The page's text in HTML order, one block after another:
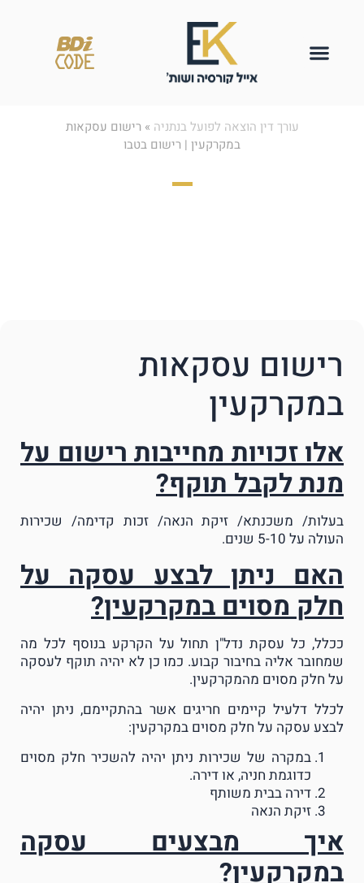
עורך דין הוצאה לפועל בנתניה » רישום עסקאות
במקרקעין | רישום בטבו
רישום עסקאות
במקרקעין
אלו זכויות מחייבות רישום על
מנת לקבל תוקף?
בעלות/ משכנתא/ זיקת הנאה/ זכות קדימה/ שכירות
העולה על 5-10 שנים.
האם ניתן לבצע עסקה על
חלק מסוים במקרקעין?
ככלל, כל עסקת נדל"ן תחול על הקרקע בנוסף לכל מה
שמחובר אליה בחיבור קבוע. כמו כן לא יהיה תוקף לעסקה
על חלק מסוים מהמקרקעין.
לכלל דלעיל קיימים חריגים אשר בהתקיימם, ניתן יהיה
לבצע עסקה על חלק מסוים במקרקעין:
במקרה של שכירות ניתן יהיה להשכיר חלק מסוים
כדוגמת חניה, או דירה.
דירה בבית משותף
זיקת הנאה
איך מבצעים עסקה
במקרקעין?